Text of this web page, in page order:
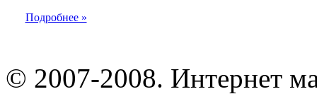
Подробнее »
© 2007-2008. Интернет